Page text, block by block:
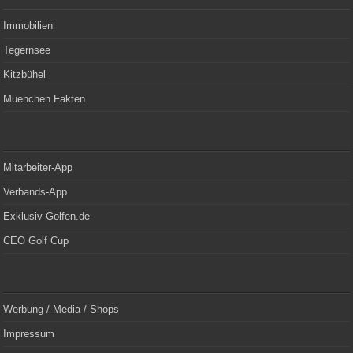
Immobilien
Tegernsee
Kitzbühel
Muenchen Fakten
Mitarbeiter-App
Verbands-App
Exklusiv-Golfen.de
CEO Golf Cup
Werbung / Media / Shops
Impressum